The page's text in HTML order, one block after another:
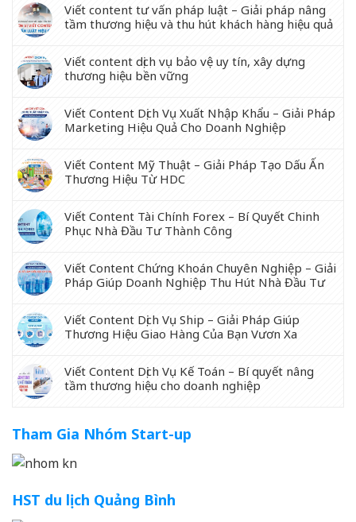
Viết content tư vấn pháp luật – Giải pháp nâng
tầm thương hiệu và thu hút khách hàng hiệu quả
Viết content dịch vụ bảo vệ uy tín, xây dựng
thương hiệu bền vững
Viết Content Dịch Vụ Xuất Nhập Khẩu – Giải Pháp
Marketing Hiệu Quả Cho Doanh Nghiệp
Viết Content Mỹ Thuật – Giải Pháp Tạo Dấu Ấn
Thương Hiệu Từ HDC
Viết Content Tài Chính Forex – Bí Quyết Chinh
Phục Nhà Đầu Tư Thành Công
Viết Content Chứng Khoán Chuyên Nghiệp – Giải
Pháp Giúp Doanh Nghiệp Thu Hút Nhà Đầu Tư
Viết Content Dịch Vụ Ship – Giải Pháp Giúp
Thương Hiệu Giao Hàng Của Bạn Vươn Xa
Viết Content Dịch Vụ Kế Toán – Bí quyết nâng
tầm thương hiệu cho doanh nghiệp
Tham Gia Nhóm Start-up
HST du lịch Quảng Bình